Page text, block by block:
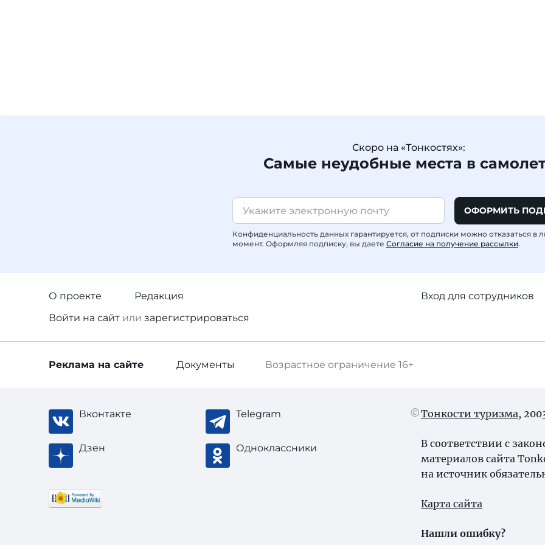
Скоро на «Тонкостях»:
Самые неудобные места в
ОФОРМИТЬ
Конфиденциальность данных гарантируется, от подписки можно отказаться в
момент. Оформляя подписку, вы даете Согласие на получение рассылки.
О проекте
Редакция
Войти на сайт или зарегистрироваться
Вход для сотрудников
Возрастное ограничение 16+
Реклама на сайте Документы
Вконтакте Telegram
Дзен Одноклассники
Тонкости туризма,
В соответствии с
материалов сайта
на источник
Карта сайта
Нашли ошибку?